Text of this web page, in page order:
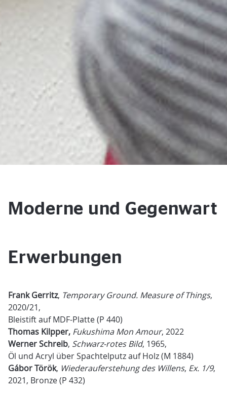
Moderne und Gegenwart
Erwerbungen
Frank Gerritz, Temporary Ground. Measure of Things,
2020/21,
Bleistift auf MDF-Platte (P 440)
Thomas Kilpper, Fukushima Mon Amour, 2022
Werner Schreib, Schwarz-rotes Bild, 1965,
Öl und Acryl über Spachtelputz auf Holz (M 1884)
Gábor Török, Wiederauferstehung des Willens, Ex. 1/9,
2021, Bronze (P 432)